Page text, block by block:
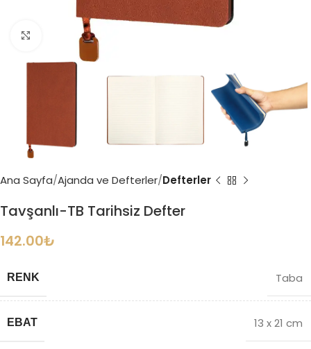
Büyütmek için tıklayın
Ana Sayfa Ajanda ve Defterler Defterler
Tavşanlı-TB Tarihsiz Defter
142.00₺
RENK Taba
EBAT 13 x 21 cm